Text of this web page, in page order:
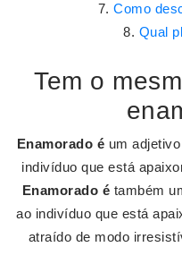
Como
Qual
Tem o
Enamorado é um
indivíduo que está
Enamorado é também
ao indivíduo que está
atraído de modo